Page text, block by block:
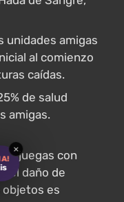
×
unidades amigas
al comienzo
caídas.
de salud
amigas.
si juegas con
el daño de
objetos es